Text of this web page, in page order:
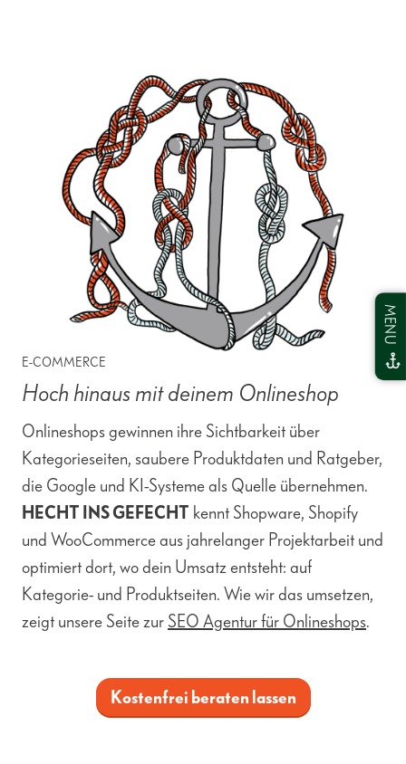
E-COMMERCE
Hoch hinaus mit deinem Onlineshop
Onlineshops gewinnen ihre Sichtbarkeit über
Kategorieseiten, saubere Produktdaten und Ratgeber,
die Google und KI-Systeme als Quelle übernehmen.
HECHT INS GEFECHT kennt Shopware, Shopify
und WooCommerce aus jahrelanger Projektarbeit und
optimiert dort, wo dein Umsatz entsteht: auf
Kategorie- und Produktseiten. Wie wir das umsetzen,
zeigt unsere Seite zurSEO Agentur für Onlineshops.
Kostenfrei beraten lassen